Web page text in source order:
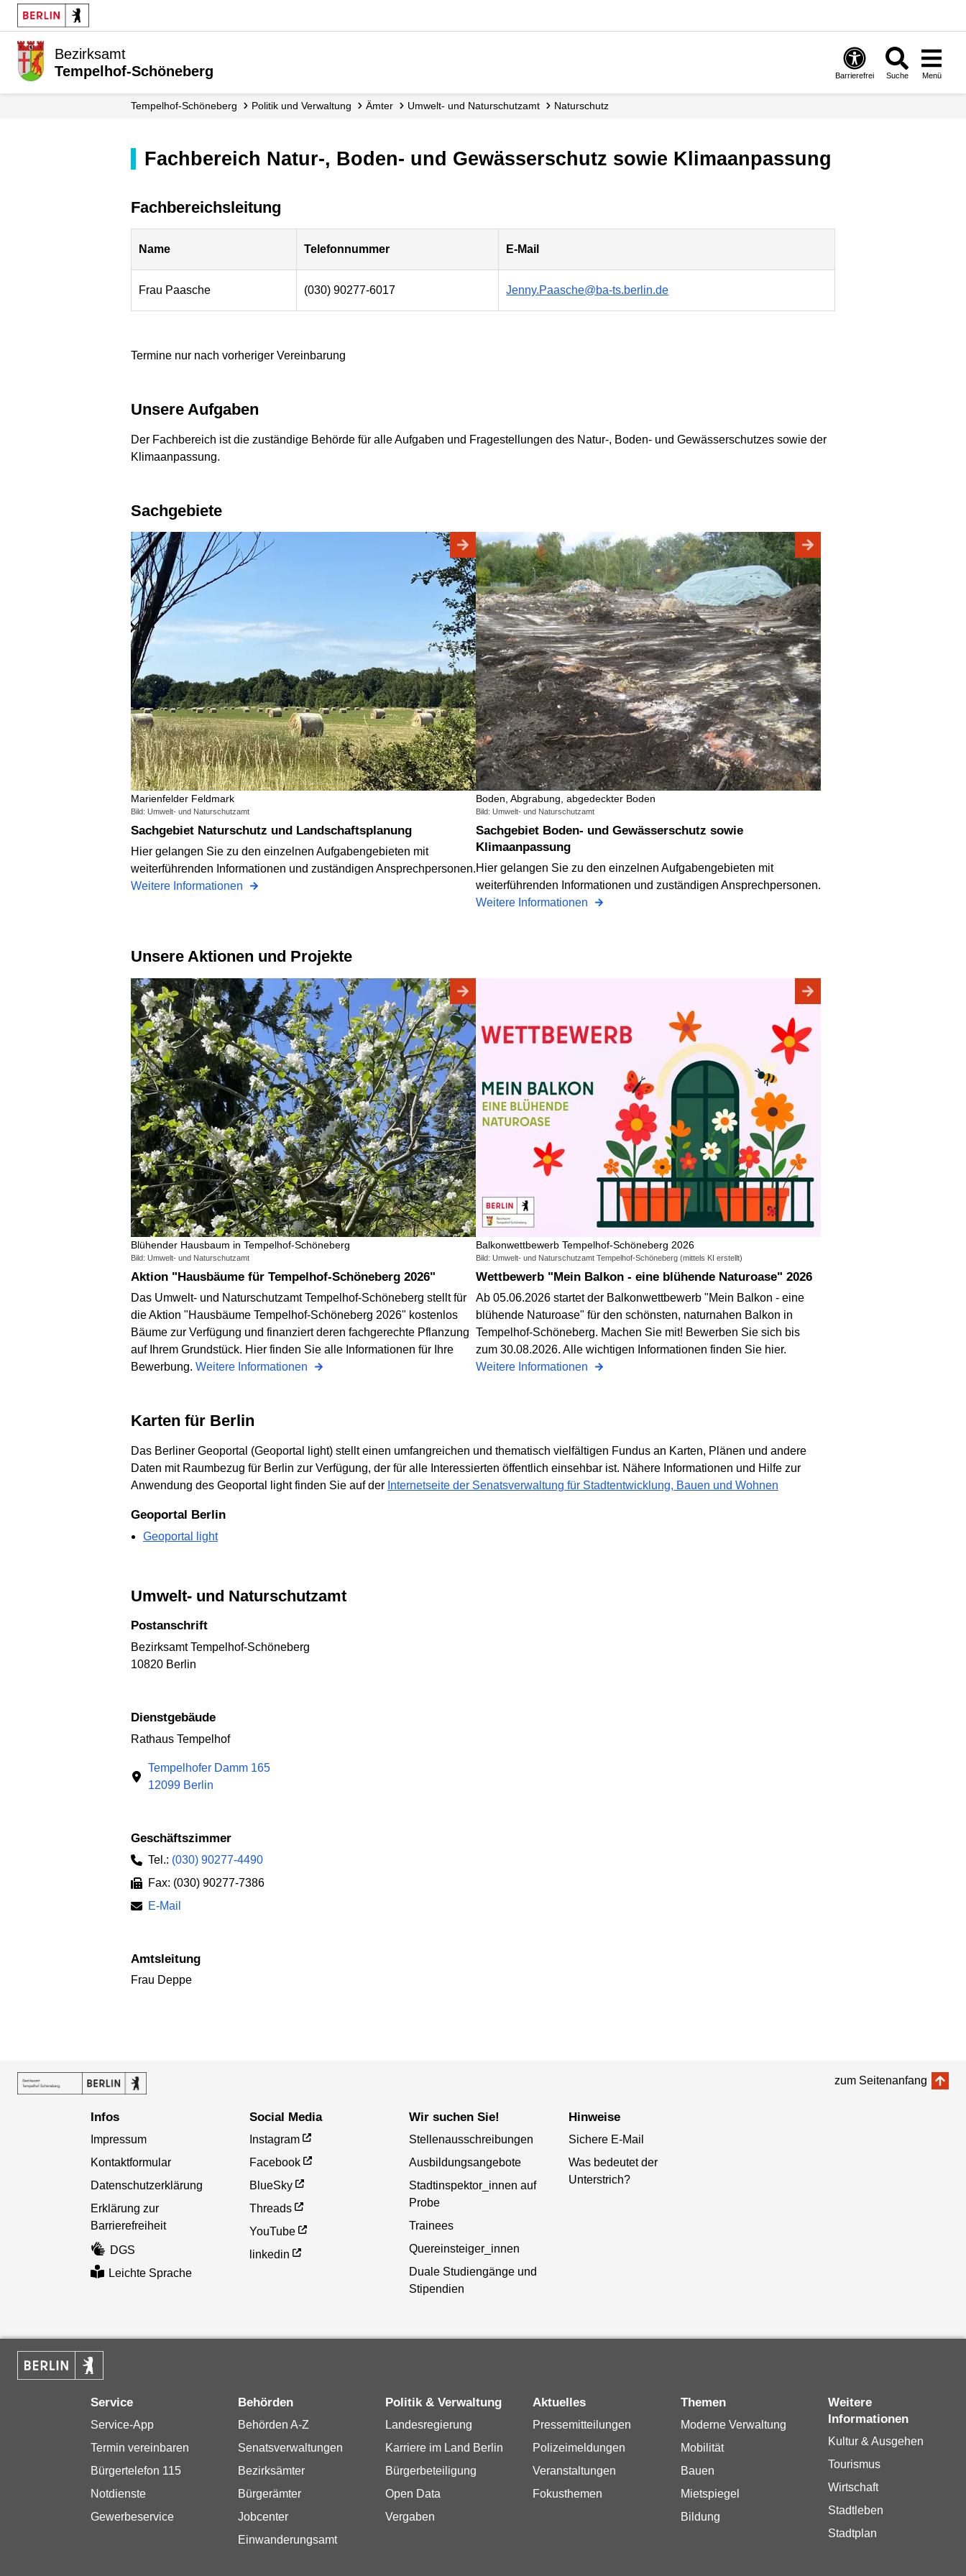
Bezirksamt
Tempelhof-Schöneberg
Barrierefrei Suche Menü
Tempelhof-Schöneberg Politik und Verwaltung Ämter Umwelt- und Naturschutzamt Naturschutz
Fachbereich Natur-, Boden- und Gewässerschutz sowie Klimaanpassung
Fachbereichsleitung
Name Telefonnummer E-Mail
Frau Paasche (030) 90277-6017 Jenny.Paasche@ba-ts.berlin.de
Termine nur nach vorheriger Vereinbarung
Unsere Aufgaben
Der Fachbereich ist die zuständige Behörde für alle Aufgaben und Fragestellungen des Natur-, Boden- und Gewässerschutzes sowie der
Klimaanpassung.
Sachgebiete
Marienfelder Feldmark
Bild: Umwelt- und Naturschutzamt
Sachgebiet Naturschutz und Landschaftsplanung
Hier gelangen Sie zu den einzelnen Aufgabengebieten mit
weiterführenden Informationen und zuständigen Ansprechpersonen.
Weitere Informationen
Boden, Abgrabung, abgedeckter Boden
Bild: Umwelt- und Naturschutzamt
Sachgebiet Boden- und Gewässerschutz sowie
Klimaanpassung
Hier gelangen Sie zu den einzelnen Aufgabengebieten mit
weiterführenden Informationen und zuständigen Ansprechpersonen.
Weitere Informationen
Unsere Aktionen und Projekte
Blühender Hausbaum in Tempelhof-Schöneberg
Bild: Umwelt- und Naturschutzamt
Aktion "Hausbäume für Tempelhof-Schöneberg 2026"
Das Umwelt- und Naturschutzamt Tempelhof-Schöneberg stellt für
die Aktion "Hausbäume Tempelhof-Schöneberg 2026" kostenlos
Bäume zur Verfügung und finanziert deren fachgerechte Pflanzung
auf Ihrem Grundstück. Hier finden Sie alle Informationen für Ihre
Bewerbung. Weitere Informationen
Balkonwettbewerb Tempelhof-Schöneberg 2026
Bild: Umwelt- und Naturschutzamt Tempelhof-Schöneberg (mittels KI erstellt)
Wettbewerb "Mein Balkon - eine blühende Naturoase" 2026
Ab 05.06.2026 startet der Balkonwettbewerb "Mein Balkon - eine
blühende Naturoase" für den schönsten, naturnahen Balkon in
Tempelhof-Schöneberg. Machen Sie mit! Bewerben Sie sich bis
zum 30.08.2026. Alle wichtigen Informationen finden Sie hier.
Weitere Informationen
Karten für Berlin
Das Berliner Geoportal (Geoportal light) stellt einen umfangreichen und thematisch vielfältigen Fundus an Karten, Plänen und andere
Daten mit Raumbezug für Berlin zur Verfügung, der für alle Interessierten öffentlich einsehbar ist. Nähere Informationen und Hilfe zur
Anwendung des Geoportal light finden Sie auf der Internetseite der Senatsverwaltung für Stadtentwicklung, Bauen und Wohnen
Geoportal Berlin
Geoportal light
Umwelt- und Naturschutzamt
Postanschrift
Bezirksamt Tempelhof-Schöneberg
10820 Berlin
Dienstgebäude
Rathaus Tempelhof
Tempelhofer Damm 165
12099 Berlin
Geschäftszimmer
Tel.: (030) 90277-4490
Fax: (030) 90277-7386
E-Mail
Amtsleitung
Frau Deppe
zum Seitenanfang
Infos
Impressum
Kontaktformular
Datenschutzerklärung
Erklärung zur
Barrierefreiheit
DGS
Leichte Sprache
Social Media
Instagram
Facebook
BlueSky
Threads
YouTube
linkedin
Wir suchen Sie!
Stellenausschreibungen
Ausbildungsangebote
Stadtinspektor_innen auf
Probe
Trainees
Quereinsteiger_innen
Duale Studiengänge und
Stipendien
Hinweise
Sichere E-Mail
Was bedeutet der
Unterstrich?
Service
Service-App
Termin vereinbaren
Bürgertelefon 115
Notdienste
Gewerbeservice
Behörden
Behörden A-Z
Senatsverwaltungen
Bezirksämter
Bürgerämter
Jobcenter
Einwanderungsamt
Politik & Verwaltung
Landesregierung
Karriere im Land Berlin
Bürgerbeteiligung
Open Data
Vergaben
Aktuelles
Pressemitteilungen
Polizeimeldungen
Veranstaltungen
Fokusthemen
Themen
Moderne Verwaltung
Mobilität
Bauen
Mietspiegel
Bildung
Weitere
Informationen
Kultur & Ausgehen
Tourismus
Wirtschaft
Stadtleben
Stadtplan